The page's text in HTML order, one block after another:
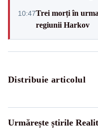
10:47Trei morți în
regiunii Harkov
Distribuie articolul
Urmărește știrile